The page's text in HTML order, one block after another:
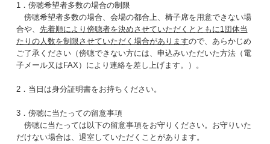
1．傍聴希望者多数の場合の制限
傍聴希望者多数の場合、会場の都合上、椅子席を用意できない場
合や、 先着順により傍聴者を決めさせていただくとともに1団体当
たりの人数を制限させていただく場合がありますので、あらかじめ
ご了承ください（傍聴できない方には、申込みいただいた方法（電
子メール又はFAX）により連絡を差し上げます。）。
2．当日は身分証明書をお持ちください。
3．傍聴に当たっての留意事項
傍聴に当たっては以下の留意事項をお守りください。お守りいた
だけない場合は、退室していただくことがあります。